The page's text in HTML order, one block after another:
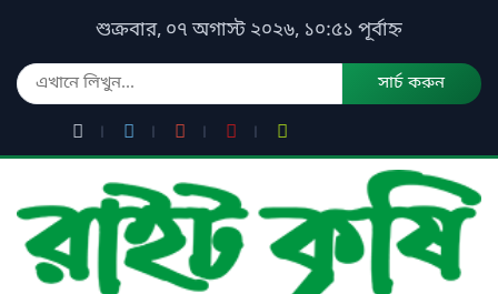
শুক্রবার, ০৭ অগাস্ট ২০২৬, ১০:৫১ পূর্বাহ্ন
সার্চ করুন